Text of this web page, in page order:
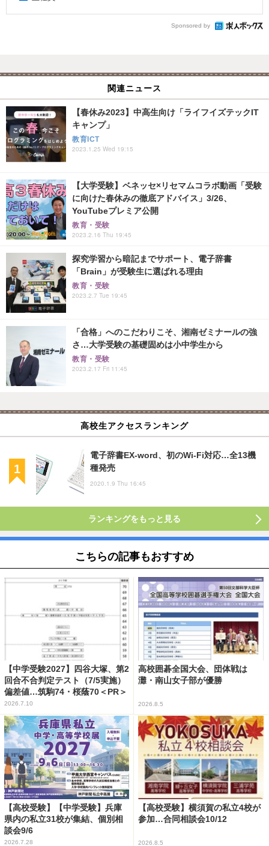
Sponsored by
関連ニュース
【春休み2023】中高生向け「ライフイズテックIT
キャンプ」
教育ICT
2023.1.25 Wed 19:15
【大学受験】ベネッセ×リセマムコラボ動画「受験
に向けた春休みの徹底アドバイス」3/26、
YouTubeプレミア公開
教育・受験
2023.2.16 Thu 19:45
探究学習から暗記までサポート、電子辞書
「Brain」が受験生に選ばれる理由
教育・受験
2023.2.7 Tue 19:45
「合格」へのこだわりこそ、湘南ゼミナールの強
さ…大学受験の基礎固めは小中学生から
教育・受験
2023.2.17 Fri 11:45
高校生アクセスランキング
電子辞書EX-word、初のWi-Fi対応…全13機
種発売
2020.1.9 Thu 16:45
ランキングをもっと見る
こちらの記事もおすすめ
【中学受験2027】四谷大塚、第2
回合不合判定テスト（7/5実施）
偏差値…筑駒74・桜蔭70＜PR＞
2026.7.10
高校囲碁全国大会、団体戦は
灘・南山女子部が優勝
2026.8.5
【高校受験】【中学受験】兵庫
県内の私立31校が集結、個別相
談会9/6
2026.7.28
【高校受験】横須賀の私立4校が
参加…合同相談会10/12
2026.8.5